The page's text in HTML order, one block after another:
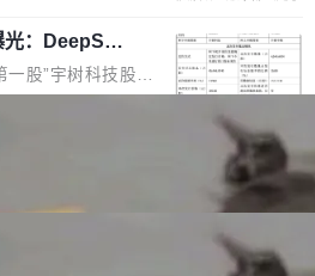
coding agent 包装
上大多数 coding
harness 的设
由五个团队采纳，
于 AI 辅助贡献最
只有一句话：LLM
建议，但不能用来
更，除非作者本身
光：DeepSe
个月
一股”宇树科技股份
战略配售结果，杭
科技战略配售对
修复多次传递同